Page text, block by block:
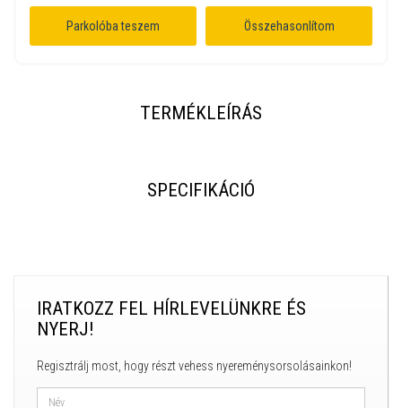
Parkolóba teszem Összehasonlítom
TERMÉKLEÍRÁS
SPECIFIKÁCIÓ
IRATKOZZ FEL HÍRLEVELÜNKRE ÉS
NYERJ!
Regisztrálj most, hogy részt vehess nyereménysorsolásainkon!